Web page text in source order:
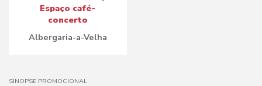
Espaço café-
concerto
Albergaria-a-Velha
SINOPSE PROMOCIONAL